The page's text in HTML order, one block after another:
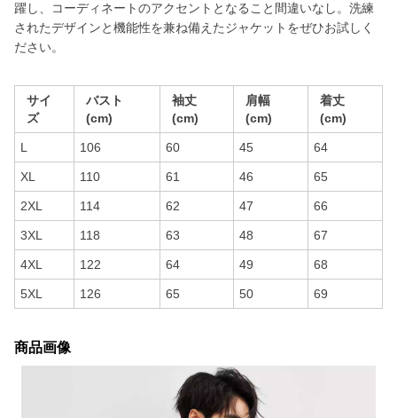
躍し、コーディネートのアクセントとなること間違いなし。洗練
されたデザインと機能性を兼ね備えたジャケットをぜひお試しく
ださい。
サイ
ズ
バスト
(cm)
袖丈
(cm)
肩幅
(cm)
着丈
(cm)
L 106 60 45 64
XL 110 61 46 65
2XL 114 62 47 66
3XL 118 63 48 67
4XL 122 64 49 68
5XL 126 65 50 69
商品画像